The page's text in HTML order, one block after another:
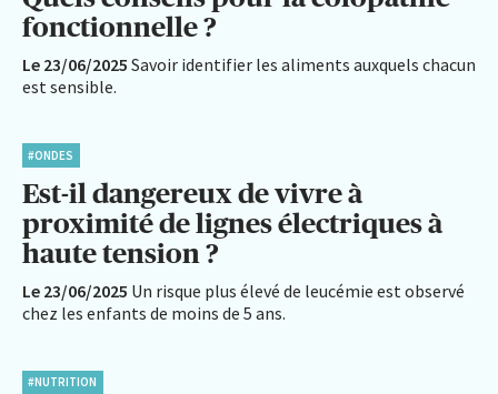
fonctionnelle ?
Le 23/06/2025 Savoir identifier les aliments auxquels chacun
est sensible.
#ONDES
Est-il dangereux de vivre à
proximité de lignes électriques à
haute tension ?
Le 23/06/2025 Un risque plus élevé de leucémie est observé
chez les enfants de moins de 5 ans.
#NUTRITION